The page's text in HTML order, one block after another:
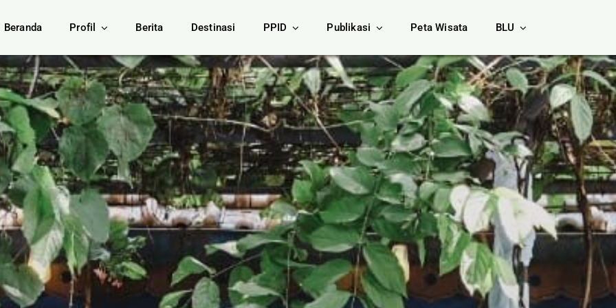
Beranda Profil Berita Destinasi PPID Publikasi Peta Wisata BLU